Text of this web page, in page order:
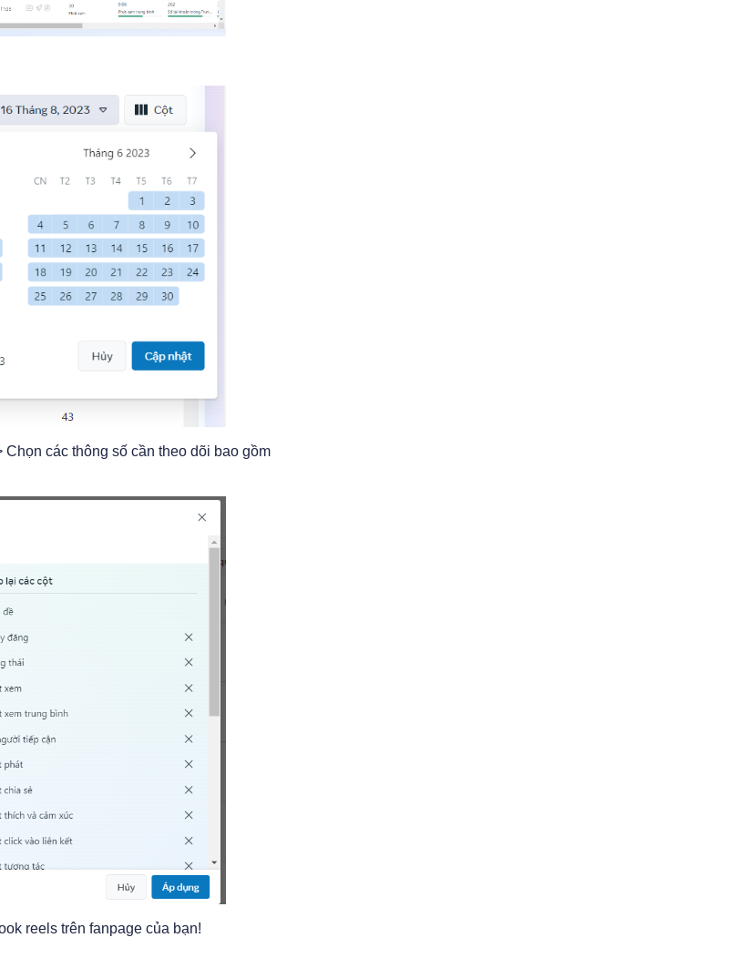
các thông số cần theo dõi bao gồm
reels trên fanpage của bạn!